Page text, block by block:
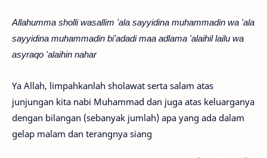
Allahumma sholli wasallim 'ala sayyidina muhammadin wa 'ala
sayyidina muhammadin bi'adadi maa adlama 'alaihil lailu wa
asyraqo 'alaihin nahar
Ya Allah, limpahkanlah sholawat serta salam atas
junjungan kita nabi Muhammad dan juga atas keluarganya
dengan bilangan (sebanyak jumlah) apa yang ada dalam
gelap malam dan terangnya siang